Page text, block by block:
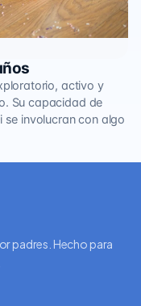
activo y
Su capacidad de
involucran con algo
padres. Hecho para